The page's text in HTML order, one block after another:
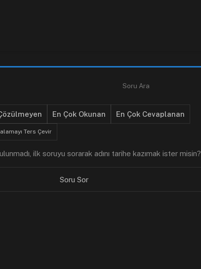
En Çok Okunan En Çok Cevaplanan
Ters Çevir
ilk soruyu sorarak adını tarihe kazımak ister misin?
Soru Sor